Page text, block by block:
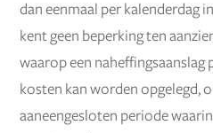
dan eenmaal per kalenderdag
kent geen beperking ten
waarop een
kosten kan worden opgelegd,
aaneengesloten periode